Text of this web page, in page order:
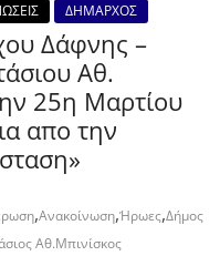
ΔΗΜΑΡΧΟΣ
Δάφνης –
Αθ.
25η Μαρτίου
απο την
,Ανακοίνωση,Ήρωες,Δήμος
Αθ.Μπινίσκος